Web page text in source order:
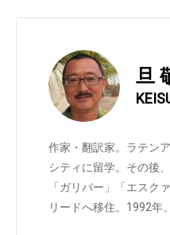
旦
作家・翻訳家。ラテン
シティに留学。その後
「ガリバー」「エスク
リードへ移住。1992年